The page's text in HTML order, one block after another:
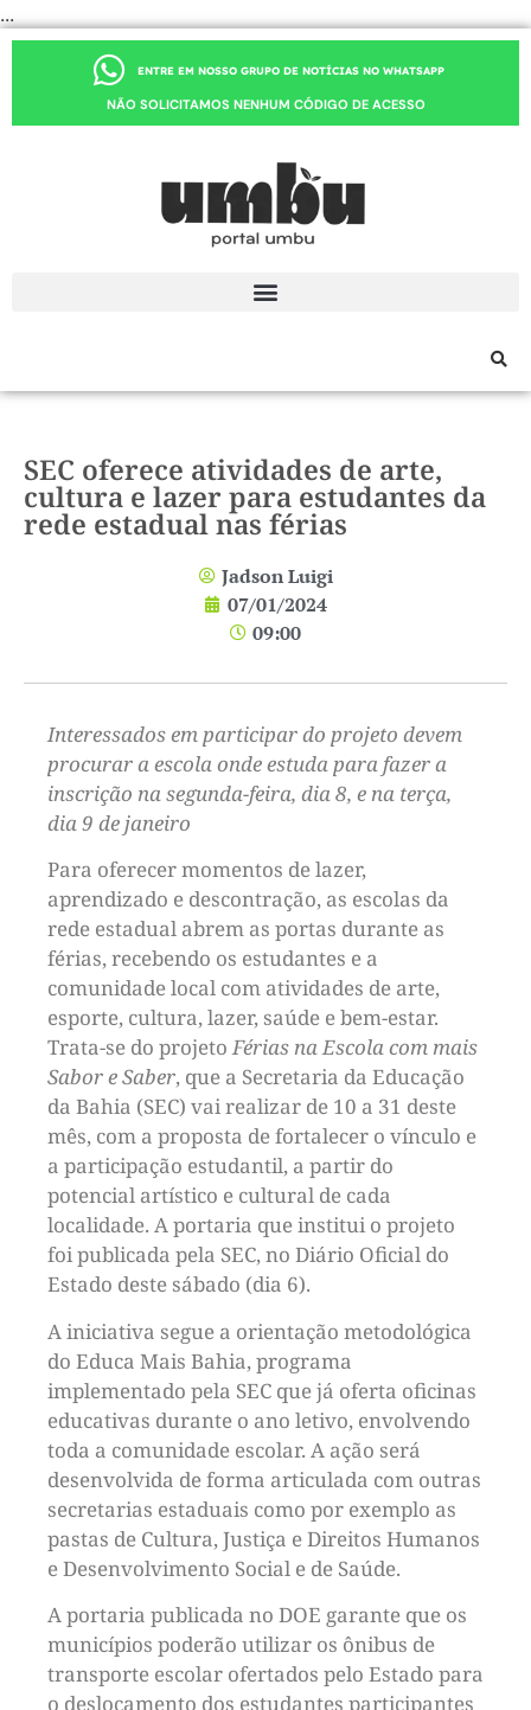
...
ENTRE EM NOSSO GRUPO DE NOTÍCIAS NO WHATSAPP
NÃO SOLICITAMOS NENHUM CÓDIGO DE ACESSO
SEC oferece atividades de arte,
cultura e lazer para estudantes da
rede estadual nas férias
Jadson Luigi
07/01/2024
09:00
Interessados em participar do projeto devem
procurar a escola onde estuda para fazer a
inscrição na segunda-feira, dia 8, e na terça,
dia 9 de janeiro
Para oferecer momentos de lazer,
aprendizado e descontração, as escolas da
rede estadual abrem as portas durante as
férias, recebendo os estudantes e a
comunidade local com atividades de arte,
esporte, cultura, lazer, saúde e bem-estar.
Trata-se do projetoFérias na Escola com mais
Sabor e Saber, que a Secretaria da Educação
da Bahia (SEC) vai realizar de 10 a 31 deste
mês, com a proposta de fortalecer o vínculo e
a participação estudantil, a partir do
potencial artístico e cultural de cada
localidade. A portaria que institui o projeto
foi publicada pela SEC, no Diário Oficial do
Estado deste sábado (dia 6).
A iniciativa segue a orientação metodológica
do Educa Mais Bahia, programa
implementado pela SEC que já oferta oficinas
educativas durante o ano letivo, envolvendo
toda a comunidade escolar. A ação será
desenvolvida de forma articulada com outras
secretarias estaduais como por exemplo as
pastas de Cultura, Justiça e Direitos Humanos
e Desenvolvimento Social e de Saúde.
A portaria publicada no DOE garante que os
municípios poderão utilizar os ônibus de
transporte escolar ofertados pelo Estado para
o deslocamento dos estudantes participantes